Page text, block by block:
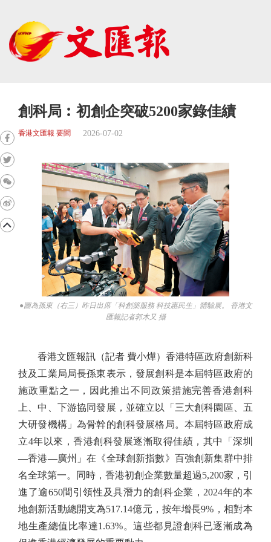
創科局︰初創企突破5200家錄佳績
香港文匯報 要聞 2026-07-02
●圖為孫東（右三）昨日出席「科創築服務 科技惠民生」體驗展。 香港文
匯報記者郭木又 攝
香港文匯報訊（記者 費小燁）香港特區政府創新科
技及工業局局長孫東表示，發展創科是本屆特區政府的
施政重點之一，因此推出不同政策措施完善香港創科
上、中、下游協同發展，並確立以「三大創科園區、五
大研發機構」為骨幹的創科發展格局。本屆特區政府成
立4年以來，香港創科發展逐漸取得佳績，其中「深圳
—香港—廣州」在《全球創新指數》百強創新集群中排
名全球第一。同時，香港初創企業數量超過5,200家，引
進了逾650間引領性及具潛力的創科企業，2024年的本
地創新活動總開支為517.14億元，按年增長9%，相對本
地生產總值比率達1.63%。這些都見證創科已逐漸成為